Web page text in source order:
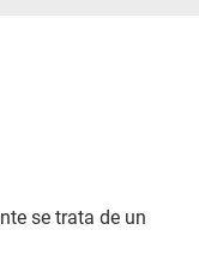
se trata de un